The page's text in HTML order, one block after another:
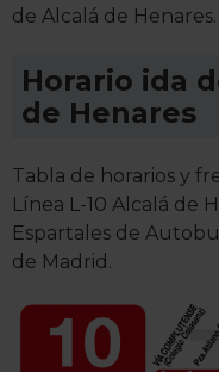
de Alcalá de Henares.
Horario ida
de Henares
Tabla de horarios y
Línea L-10 Alcalá de
Espartales de
de Madrid.